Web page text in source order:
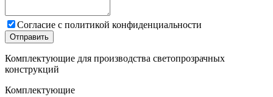
Cогласие с политикой конфиденциальности
Отправить
Комплектующие для производства светопрозрачных
конструкций
Комплектующие